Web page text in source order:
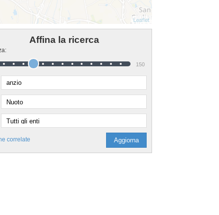
Affina la ricerca
150
correlate